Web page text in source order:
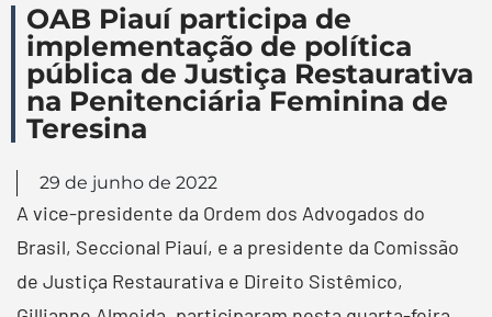
OAB Piauí participa de
implementação de política
pública de Justiça Restaurativa
na Penitenciária Feminina de
Teresina
29 de junho de 2022
A vice-presidente da Ordem dos Advogados do
Brasil, Seccional Piauí, e a presidente da Comissão
de Justiça Restaurativa e Direito Sistêmico,